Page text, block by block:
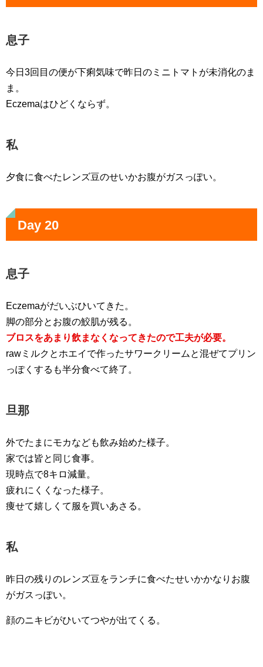
息子
今日3回目の便が下痢気味で昨日のミニトマトが未消化のま
ま。
Eczemaはひどくならず。
私
夕食に食べたレンズ豆のせいかお腹がガスっぽい。
Day 20
息子
Eczemaがだいぶひいてきた。
脚の部分とお腹の鮫肌が残る。
ブロスをあまり飲まなくなってきたので工夫が必要。
rawミルクとホエイで作ったサワークリームと混ぜてプリン
っぽくするも半分食べて終了。
旦那
外でたまにモカなども飲み始めた様子。
家では皆と同じ食事。
現時点で8キロ減量。
疲れにくくなった様子。
痩せて嬉しくて服を買いあさる。
私
昨日の残りのレンズ豆をランチに食べたせいかかなりお腹
がガスっぽい。
顔のニキビがひいてつやが出てくる。